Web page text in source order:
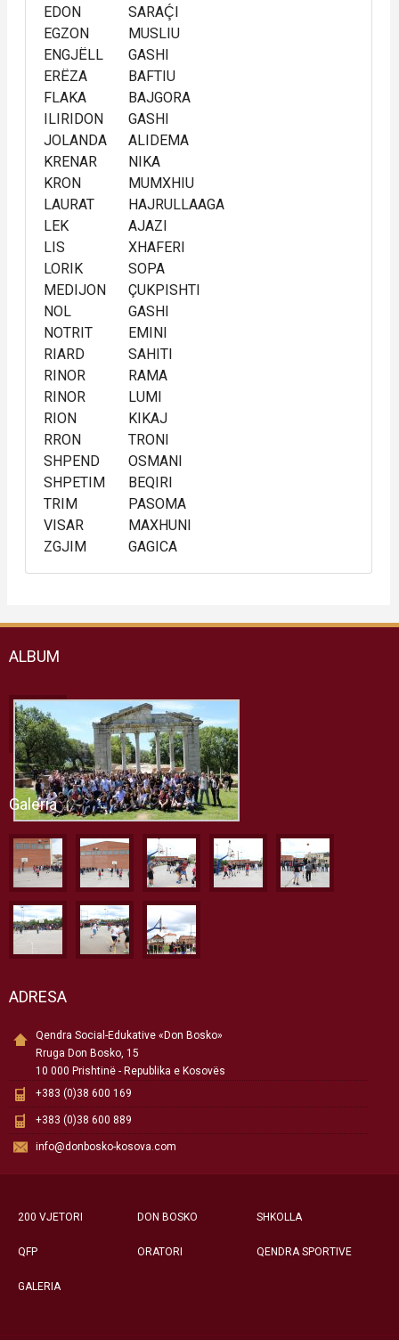
EDON
SARAḈI
EGZON
MUSLIU
ENGJËLL
GASHI
ERËZA
BAFTIU
FLAKA
BAJGORA
ILIRIDON
GASHI
JOLANDA
ALIDEMA
KRENAR
NIKA
KRON
MUMXHIU
LAURAT
HAJRULLAAGA
LEK
AJAZI
LIS
XHAFERI
LORIK
SOPA
MEDIJON
ÇUKPISHTI
NOL
GASHI
NOTRIT
EMINI
RIARD
SAHITI
RINOR
RAMA
RINOR
LUMI
RION
KIKAJ
RRON
TRONI
SHPEND
OSMANI
SHPETIM
BEQIRI
TRIM
PASOMA
VISAR
MAXHUNI
ZGJIM
GAGICA
ALBUM
Galeria
ADRESA
Qendra Social-Edukative «Don Bosko»
Rruga Don Bosko, 15
10 000 Prishtinë - Republika e Kosovës
+383 (0)38 600 169
+383 (0)38 600 889
info@donbosko-kosova.com
200 VJETORI DON BOSKO SHKOLLA
QFP ORATORI QENDRA SPORTIVE
GALERIA